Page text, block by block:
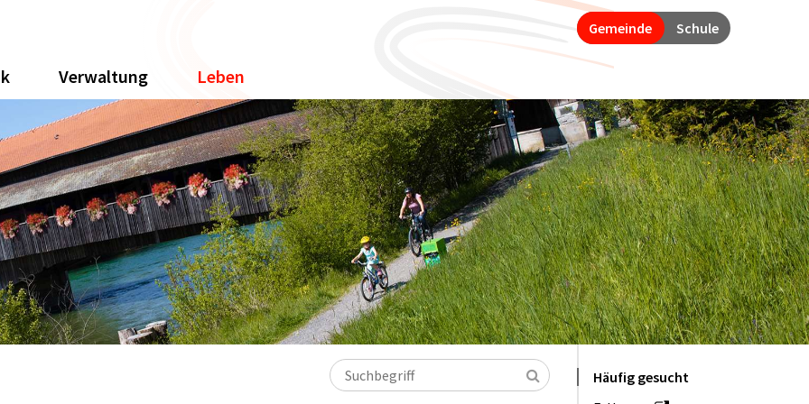
Verwaltung Leben
Gemeinde Schule
Suchbegriff Suchen
Häufig gesucht